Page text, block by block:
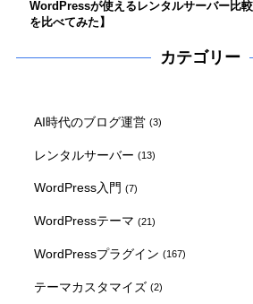
WordPressが使えるレンタルサーバー比
を比べてみた】
カテゴリー
AI時代のブログ運営 (3)
レンタルサーバー (13)
WordPress入門 (7)
WordPressテーマ (21)
WordPressプラグイン (167)
テーマカスタマイズ (2)